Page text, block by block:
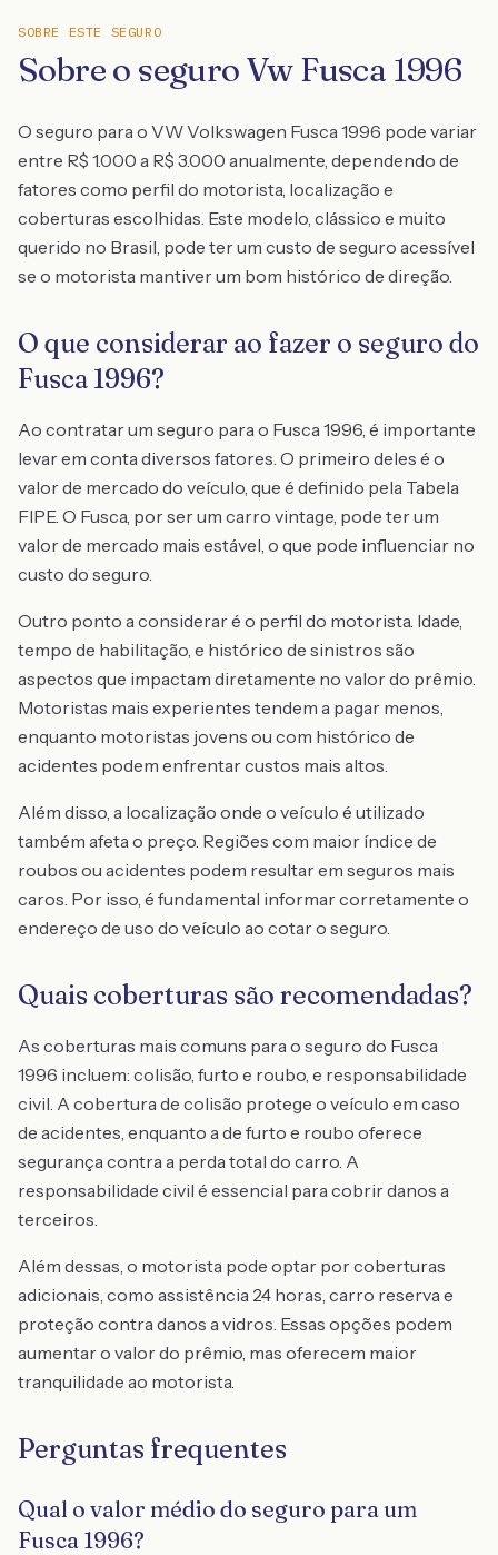
SOBRE ESTE SEGURO
Sobre o seguro Vw Fusca 1996
O seguro para o VW Volkswagen Fusca 1996 pode variar
entre R$ 1.000 a R$ 3.000 anualmente, dependendo de
fatores como perfil do motorista, localização e
coberturas escolhidas. Este modelo, clássico e muito
querido no Brasil, pode ter um custo de seguro acessível
se o motorista mantiver um bom histórico de direção.
O que considerar ao fazer o seguro do
Fusca 1996?
Ao contratar um seguro para o Fusca 1996, é importante
levar em conta diversos fatores. O primeiro deles é o
valor de mercado do veículo, que é definido pela Tabela
FIPE. O Fusca, por ser um carro vintage, pode ter um
valor de mercado mais estável, o que pode influenciar no
custo do seguro.
Outro ponto a considerar é o perfil do motorista. Idade,
tempo de habilitação, e histórico de sinistros são
aspectos que impactam diretamente no valor do prêmio.
Motoristas mais experientes tendem a pagar menos,
enquanto motoristas jovens ou com histórico de
acidentes podem enfrentar custos mais altos.
Além disso, a localização onde o veículo é utilizado
também afeta o preço. Regiões com maior índice de
roubos ou acidentes podem resultar em seguros mais
caros. Por isso, é fundamental informar corretamente o
endereço de uso do veículo ao cotar o seguro.
Quais coberturas são recomendadas?
As coberturas mais comuns para o seguro do Fusca
1996 incluem: colisão, furto e roubo, e responsabilidade
civil. A cobertura de colisão protege o veículo em caso
de acidentes, enquanto a de furto e roubo oferece
segurança contra a perda total do carro. A
responsabilidade civil é essencial para cobrir danos a
terceiros.
Além dessas, o motorista pode optar por coberturas
adicionais, como assistência 24 horas, carro reserva e
proteção contra danos a vidros. Essas opções podem
aumentar o valor do prêmio, mas oferecem maior
tranquilidade ao motorista.
Perguntas frequentes
Qual o valor médio do seguro para um
Fusca 1996?